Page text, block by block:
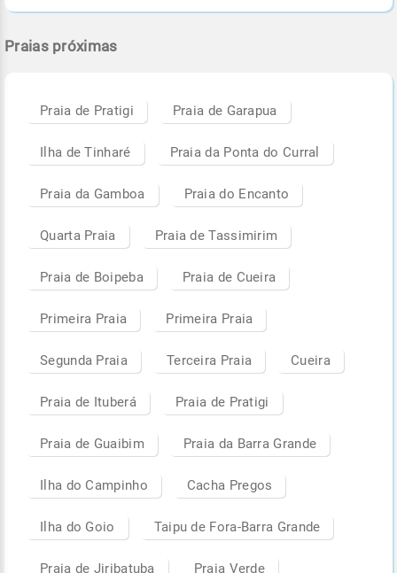
Praias próximas
Praia de Pratigi Praia de Garapua
Ilha de Tinharé Praia da Ponta do Curral
Praia da Gamboa Praia do Encanto
Quarta Praia Praia de Tassimirim
Praia de Boipeba Praia de Cueira
Primeira Praia Primeira Praia
Segunda Praia Terceira Praia Cueira
Praia de Ituberá Praia de Pratigi
Praia de Guaibim Praia da Barra Grande
Ilha do Campinho Cacha Pregos
Ilha do Goio Taipu de Fora-Barra Grande
Praia de Jiribatuba Praia Verde